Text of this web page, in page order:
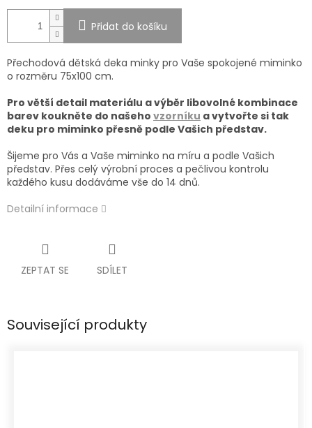
Přidat do košíku
Přechodová dětská deka minky pro Vaše spokojené miminko
o rozměru 75x100 cm.
Pro větší detail materiálu a výběr libovolné kombinace
barev koukněte do našeho vzorníku a vytvořte si tak
deku pro miminko přesně podle Vašich představ.
Šijeme pro Vás a Vaše miminko na míru a podle Vašich
představ. Přes celý výrobní proces a pečlivou kontrolu
každého kusu dodáváme vše do 14 dnů.
Detailní informace
ZEPTAT SE SDÍLET
Související produkty